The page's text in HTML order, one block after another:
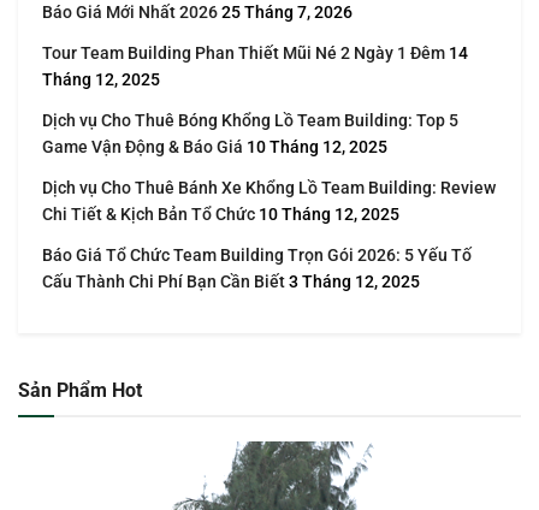
Báo Giá Mới Nhất 202625 Tháng 7, 2026
Tour Team Building Phan Thiết Mũi Né 2 Ngày 1 Đêm 14
Tháng 12, 2025
Dịch vụ Cho Thuê Bóng Khổng Lồ Team Building: Top 5
Game Vận Động & Báo Giá 10 Tháng 12, 2025
Dịch vụ Cho Thuê Bánh Xe Khổng Lồ Team Building: Review
Chi Tiết & Kịch Bản Tổ Chức 10 Tháng 12, 2025
Báo Giá Tổ Chức Team Building Trọn Gói 2026: 5 Yếu Tố
Cấu Thành Chi Phí Bạn Cần Biết3 Tháng 12, 2025
Sản Phẩm Hot